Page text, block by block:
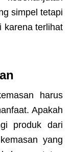
simpel tetapi
karena terlihat
harus
Apakah
produk dari
yang